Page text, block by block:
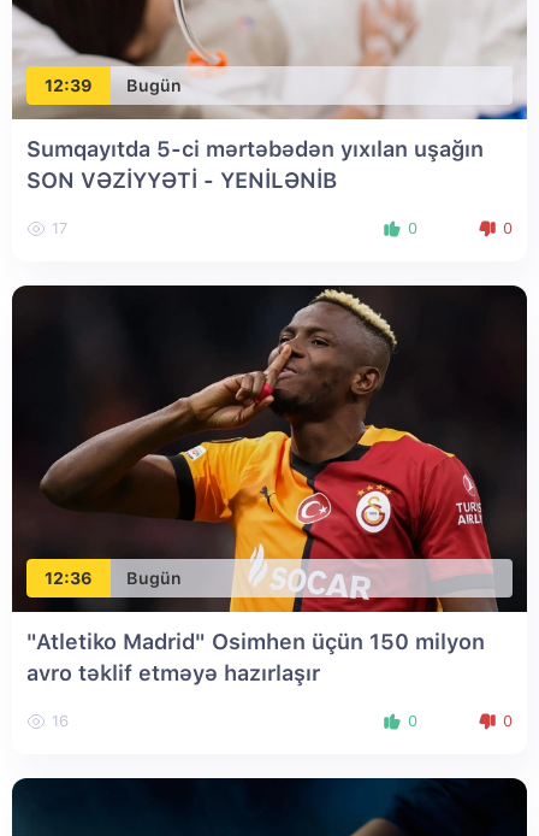
12:39 Bugün
Sumqayıtda 5-ci mərtəbədən yıxılan uşağın
SON VƏZİYYƏTİ - YENİLƏNİB
17 0 0
12:36 Bugün
"Atletiko Madrid" Osimhen üçün 150 milyon
avro təklif etməyə hazırlaşır
16 0 0